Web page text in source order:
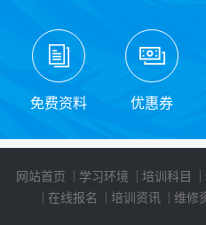
免费资料 优惠券
网站首页 学习环境 培训科目
在线报名
培训资讯 维修